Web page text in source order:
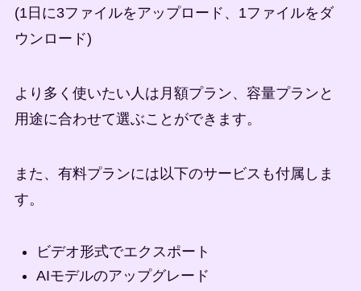
(1日に3ファイルをアップロード、1ファイルをダ
ウンロード)
より多く使いたい人は月額プラン、容量プランと
用途に合わせて選ぶことができます。
また、有料プランには以下のサービスも付属しま
す。
ビデオ形式でエクスポート
AIモデルのアップグレード